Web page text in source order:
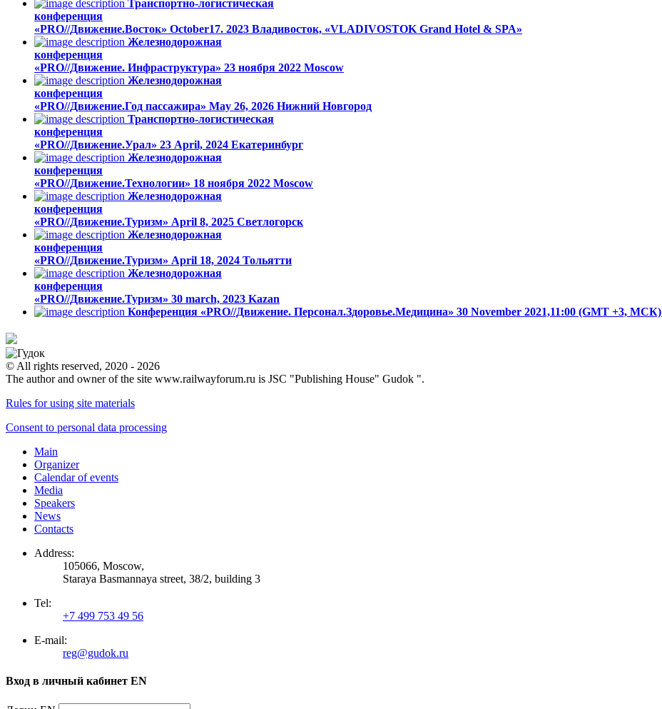
Транспортно-логистическая
конференция
«PRO//Движение.Восток» October17. 2023 Владивосток, «VLADIVOSTOK Grand Hotel & SPA»
Железнодорожная
конференция
«PRO//Движение. Инфраструктура» 23 ноября 2022 Moscow
Железнодорожная
конференция
«PRO//Движение.Год пассажира» May 26, 2026 Нижний Новгород
Транспортно-логистическая
конференция
«PRO//Движение.Урал» 23 April, 2024 Екатеринбург
Железнодорожная
конференция
«PRO//Движение.Технологии» 18 ноября 2022 Moscow
Железнодорожная
конференция
«PRO//Движение.Туризм» April 8, 2025 Светлогорск
Железнодорожная
конференция
«PRO//Движение.Туризм» April 18, 2024 Тольятти
Железнодорожная
конференция
«PRO//Движение.Туризм» 30 march, 2023 Kazan
Конференция «PRO//Движение. Персонал.Здоровье.Медицина» 30 November 2021,11:00 (GMT +3, МСК)
© All rights reserved, 2020 - 2026
The author and owner of the site www.railwayforum.ru is JSC "Publishing House" Gudok ".
Rules for using site materials
Consent to personal data processing
Main
Organizer
Calendar of events
Media
Speakers
News
Contacts
Address:
105066, Moscow,
Staraya Basmannaya street, 38/2, building 3
Tel:
+7 499 753 49 56
E-mail:
reg@gudok.ru
Вход в личный кабинет EN